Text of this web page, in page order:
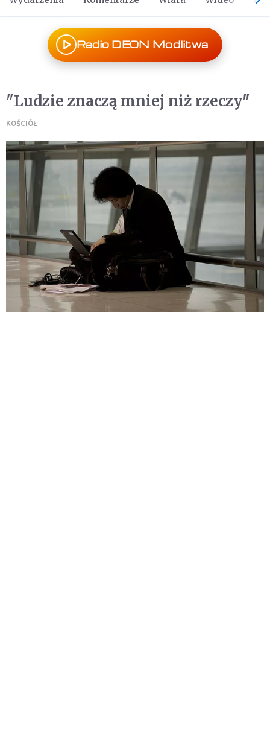
Radio DEON Modlitwa
"Ludzie znaczą mniej niż rzeczy"
KOŚCIÓŁ